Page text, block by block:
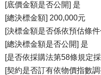
[底價金額是否公開] 是
[總決標金額] 200,000元
[決標金額是否係依預估條
[總決標金額是否公開] 是
[是否依採購法第58條規定
[契約是否訂有依物價指數